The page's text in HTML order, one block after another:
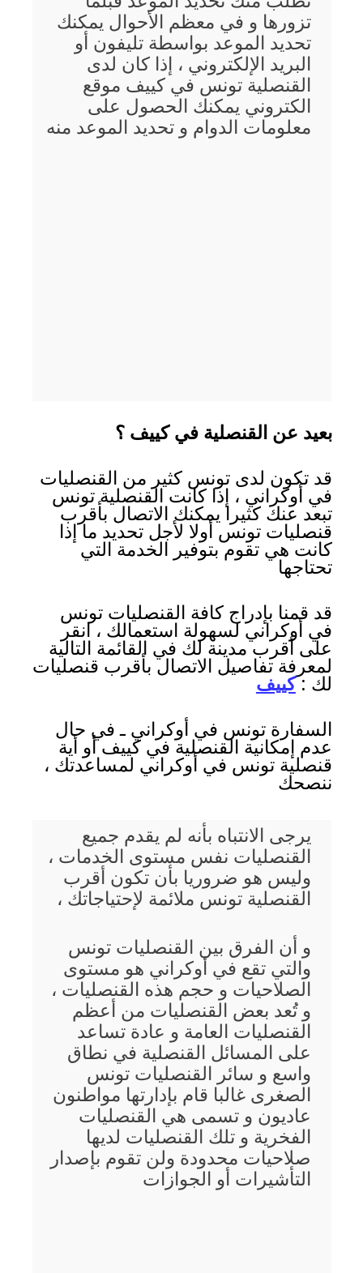
تزورها و في معظم الأحوال يمكنك
تحديد الموعد بواسطة تليفون أو
البريد الإلكتروني ، إذا كان لدى
القنصلية تونس في كييف موقع
الكتروني يمكنك الحصول على
معلومات الدوام و تحديد الموعد منه
بعيد عن القنصلية في كييف ؟
قد تكون لدى تونس كثير من القنصليات
في أوكراني ، إذا كانت القنصلية تونس
تبعد عنك كثيرا يمكنك الاتصال بأقرب
قنصليات تونس أولا لأجل تحديد ما إذا
كانت هي تقوم بتوفير الخدمة التي
تحتاجها
قد قمنا بإدراج كافة القنصليات تونس
في أوكراني لسهولة استعمالك ، انقر
على أقرب مدينة لك في القائمة التالية
لمعرفة تفاصيل الاتصال بأقرب قنصليات
لك :كييف
السفارة تونس في أوكراني ـ في حال
عدم إمكانية القنصلية في كييف أو أية
قنصلية تونس في أوكراني لمساعدتك ،
ننصحك
يرجى الانتباه بأنه لم يقدم جميع
القنصليات نفس مستوى الخدمات ،
وليس هو ضروريا بأن تكون أقرب
القنصلية تونس ملائمة لإحتياجاتك ،
و أن الفرق بين القنصليات تونس
والتي تقع في أوكراني هو مستوى
الصلاحيات و حجم هذه القنصليات ،
و تُعد بعض القنصليات من أعظم
القنصليات العامة و عادة تساعد
على المسائل القنصلية في نطاق
واسع و سائر القنصليات تونس
الصغرى غالبا قام بإدارتها مواطنون
عاديون و تسمى هي القنصليات
الفخرية و تلك القنصليات لديها
صلاحيات محدودة ولن تقوم بإصدار
التأشيرات أو الجوازات